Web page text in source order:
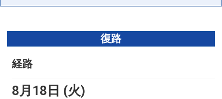
復路
経路
8月18日 (火)